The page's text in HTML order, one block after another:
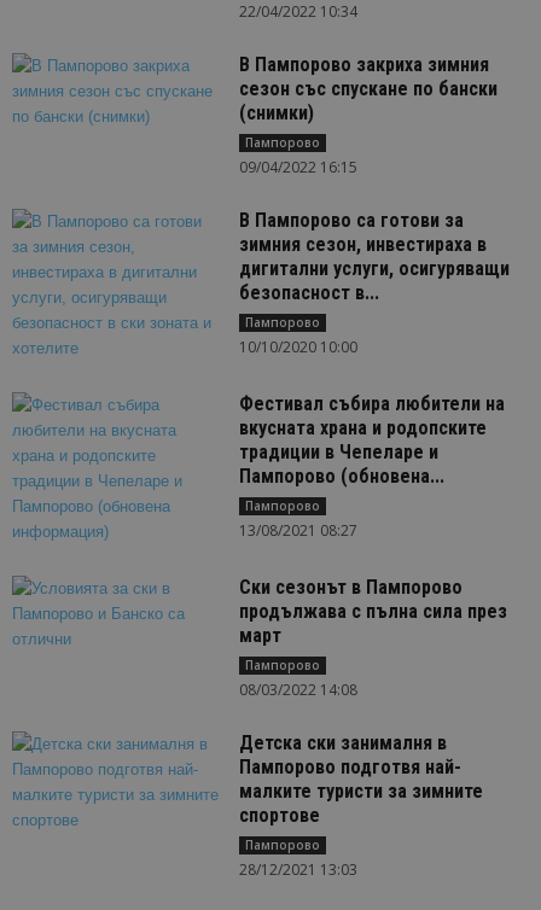
22/04/2022 10:34
В Пампорово закриха зимния
сезон със спускане по бански
(снимки)
Пампорово
09/04/2022 16:15
В Пампорово са готови за
зимния сезон, инвестираха в
дигитални услуги, осигуряващи
безопасност в...
Пампорово
10/10/2020 10:00
Фестивал събира любители на
вкусната храна и родопските
традиции в Чепеларе и
Пампорово (обновена...
Пампорово
13/08/2021 08:27
Ски сезонът в Пампорово
продължава с пълна сила през
март
Пампорово
08/03/2022 14:08
Детска ски занималня в
Пампорово подготвя най-
малките туристи за зимните
спортове
Пампорово
28/12/2021 13:03